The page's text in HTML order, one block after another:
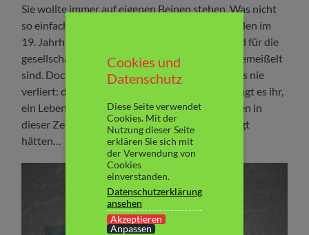
Sie wollte immer auf eigenen Beinen stehen. Was nicht
so einfach ist, als alleinstehende Frau in Schweden im
19. Jahrhundert, die ihren eigenen Kopf hat und für die
gesellschaftliche Konventionen nicht in Stein gemeißelt
sind. Doch Selma Lagerlöf ist eine Frau, die eines nie
verliert: den Glauben an sich selbst und so gelingt es ihr,
ein Leben zu führen, von dem die meisten Frauen in
dieser Zeit noch nicht einmal zu träumen gewagt
hätten…
Cookies und
Datenschutz
Diese Seite verwendet
Cookies. Mit der
Nutzung dieser Seite
erklären Sie sich mit
der Verwendung von
Cookies
einverstanden.
Datenschutzerklärung
ansehen
Akzeptieren
Anpassen